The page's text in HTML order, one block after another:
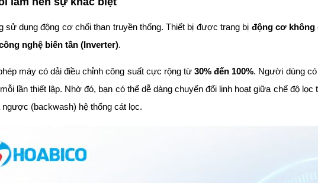
sử dụng động cơ chổi than truyền thống. Thiết bị được trang bị động cơ không
nghệ biến tần (Inverter).
máy có dải điều chỉnh công suất cực rộng từ30% đến 100%. Người dùng
lần thiết lập. Nhờ đó, bạn có thể dễ dàng chuyển đổi linh hoạt giữa chế độ
(backwash) hệ thống cát lọc.